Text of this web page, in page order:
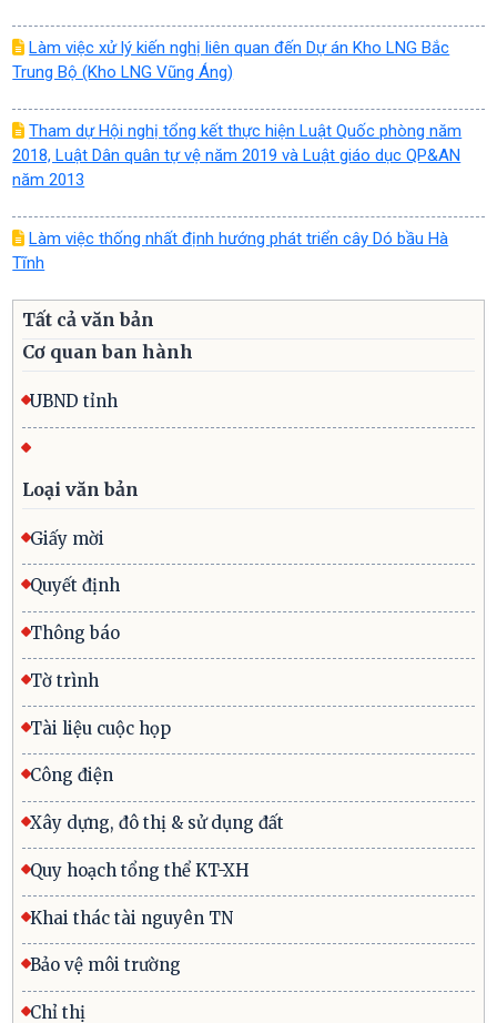
Làm việc xử lý kiến nghị liên quan đến Dự án Kho LNG Bắc
Trung Bộ (Kho LNG Vũng Áng)
Tham dự Hội nghị tổng kết thực hiện Luật Quốc phòng năm
2018, Luật Dân quân tự vệ năm 2019 và Luật giáo dục QP&AN
năm 2013
Làm việc thống nhất định hướng phát triển cây Dó bầu Hà
Tĩnh
Tất cả văn bản
Cơ quan ban hành
UBND tỉnh
Loại văn bản
Giấy mời
Quyết định
Thông báo
Tờ trình
Tài liệu cuộc họp
Công điện
Xây dựng, đô thị & sử dụng đất
Quy hoạch tổng thể KT-XH
Khai thác tài nguyên TN
Bảo vệ môi trường
Chỉ thị